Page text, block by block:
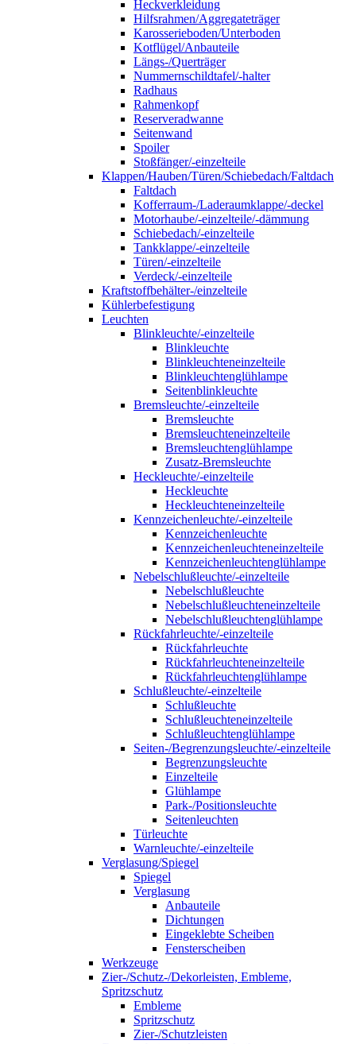
Heckverkleidung
Hilfsrahmen/Aggregateträger
Karosserieboden/Unterboden
Kotflügel/Anbauteile
Längs-/Querträger
Nummernschildtafel/-halter
Radhaus
Rahmenkopf
Reserveradwanne
Seitenwand
Spoiler
Stoßfänger/-einzelteile
Klappen/Hauben/Türen/Schiebedach/Faltdach
Faltdach
Kofferraum-/Laderaumklappe/-deckel
Motorhaube/-einzelteile/-dämmung
Schiebedach/-einzelteile
Tankklappe/-einzelteile
Türen/-einzelteile
Verdeck/-einzelteile
Kraftstoffbehälter-/einzelteile
Kühlerbefestigung
Leuchten
Blinkleuchte/-einzelteile
Blinkleuchte
Blinkleuchteneinzelteile
Blinkleuchtenglühlampe
Seitenblinkleuchte
Bremsleuchte/-einzelteile
Bremsleuchte
Bremsleuchteneinzelteile
Bremsleuchtenglühlampe
Zusatz-Bremsleuchte
Heckleuchte/-einzelteile
Heckleuchte
Heckleuchteneinzelteile
Kennzeichenleuchte/-einzelteile
Kennzeichenleuchte
Kennzeichenleuchteneinzelteile
Kennzeichenleuchtenglühlampe
Nebelschlußleuchte/-einzelteile
Nebelschlußleuchte
Nebelschlußleuchteneinzelteile
Nebelschlußleuchtenglühlampe
Rückfahrleuchte/-einzelteile
Rückfahrleuchte
Rückfahrleuchteneinzelteile
Rückfahrleuchtenglühlampe
Schlußleuchte/-einzelteile
Schlußleuchte
Schlußleuchteneinzelteile
Schlußleuchtenglühlampe
Seiten-/Begrenzungsleuchte/-einzelteile
Begrenzungsleuchte
Einzelteile
Glühlampe
Park-/Positionsleuchte
Seitenleuchten
Türleuchte
Warnleuchte/-einzelteile
Verglasung/Spiegel
Spiegel
Verglasung
Anbauteile
Dichtungen
Eingeklebte Scheiben
Fensterscheiben
Werkzeuge
Zier-/Schutz-/Dekorleisten, Embleme,
Spritzschutz
Embleme
Spritzschutz
Zier-/Schutzleisten